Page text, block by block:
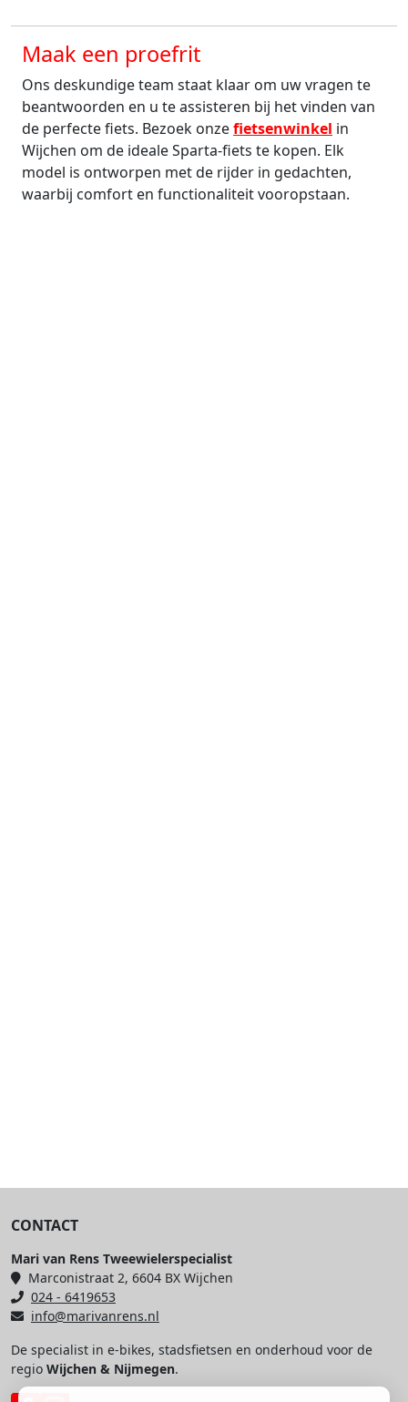
Maak een proefrit
Ons deskundige team staat klaar om uw vragen te
beantwoorden en u te assisteren bij het vinden van
de perfecte fiets. Bezoek onzefietsenwinkel in
Wijchen om de ideale Sparta-fiets te kopen. Elk
model is ontworpen met de rijder in gedachten,
waarbij comfort en functionaliteit vooropstaan.
CONTACT
Mari van Rens Tweewielerspecialist
Marconistraat 2, 6604 BX Wijchen
024 - 6419653
info@marivanrens.nl
De specialist in e-bikes, stadsfietsen en onderhoud voor de
regio Wijchen & Nijmegen.